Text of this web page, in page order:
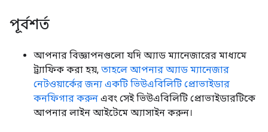
পূর্বশর্ত
আপনার বিজ্ঞাপনগুলো যদি অ্যাড ম্যানেজারের মাধ্যমে
ট্র্যাফিক করা হয়, তাহলে আপনার অ্যাড ম্যানেজার
নেটওয়ার্কের জন্য একটি ভিউএবিলিটি প্রোভাইডার
কনফিগার করুন এবং সেই ভিউএবিলিটি প্রোভাইডারটিকে
আপনার লাইন আইটেমে অ্যাসাইন করুন।